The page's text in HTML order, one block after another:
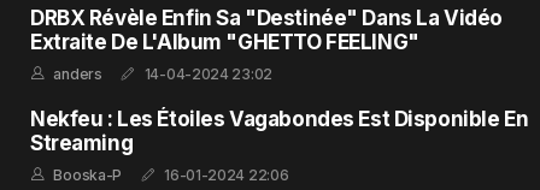
DRBX Révèle Enfin Sa "Destinée" Dans La Vidéo
Extraite De L'Album "GHETTO FEELING"
anders 14-04-2024 23:02
Nekfeu : Les Étoiles Vagabondes Est Disponible En
Streaming
Booska-P 16-01-2024 22:06